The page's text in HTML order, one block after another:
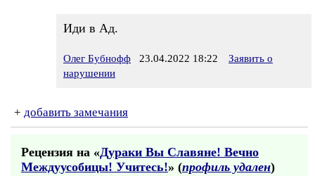
Иди в Ад.
Олег Бубнофф 23.04.2022 18:22
Заявить о
нарушении
+ добавить замечания
Рецензия на «Дураки Вы Славяне! Вечно
Междуусобицы! Учитесь!» (профиль удален)